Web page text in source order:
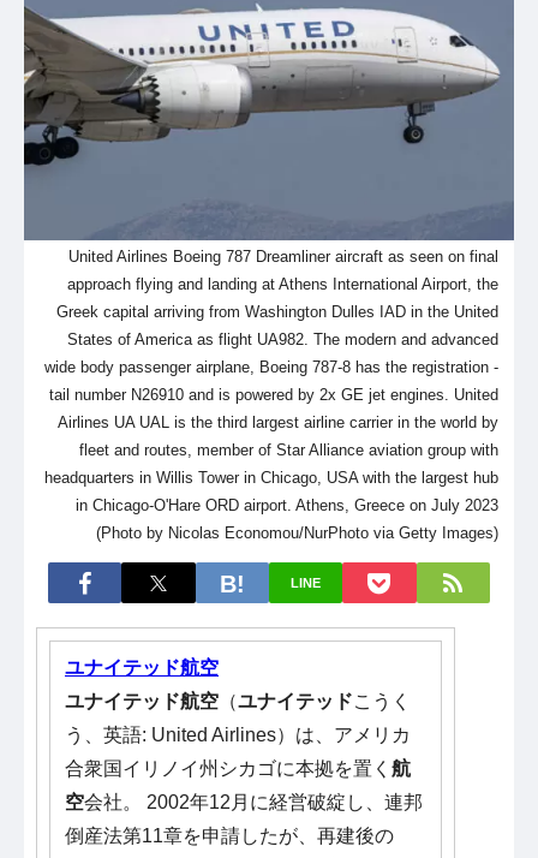
United Airlines Boeing 787 Dreamliner aircraft as seen on final
approach flying and landing at Athens International Airport, the
Greek capital arriving from Washington Dulles IAD in the United
States of America as flight UA982. The modern and advanced
wide body passenger airplane, Boeing 787-8 has the registration -
tail number N26910 and is powered by 2x GE jet engines. United
Airlines UA UAL is the third largest airline carrier in the world by
fleet and routes, member of Star Alliance aviation group with
headquarters in Willis Tower in Chicago, USA with the largest hub
in Chicago-O'Hare ORD airport. Athens, Greece on July 2023
(Photo by Nicolas Economou/NurPhoto via Getty Images)
LINE
ユナイテッド航空
ユナイテッド航空 （ユナイテッドこうく
う、英語: United Airlines）は、アメリカ
合衆国イリノイ州シカゴに本拠を置く 航
空会社。 2002年12月に経営破綻し、連邦
倒産法第11章を申請したが、再建後の